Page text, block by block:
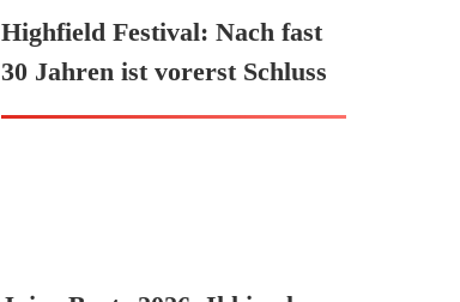
Highfield Festival: Nach fast
30 Jahren ist vorerst Schluss